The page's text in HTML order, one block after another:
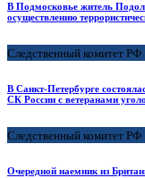
В Подмосковье житель
осуществлению
Следственный комитет РФ
В Санкт-Петербурге
СК России с ветеранами
Следственный комитет РФ
Очередной наемник из